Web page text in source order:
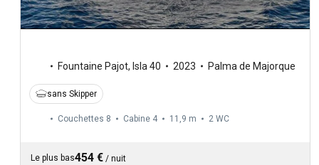
Fountaine Pajot, Isla 40 2023 Palma de Majorque
sans Skipper
Couchettes 8 Cabine 4 11,9 m 2 WC
Le plus bas454 € / nuit